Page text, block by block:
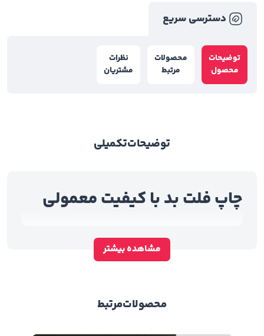
دسترسی سریع
توضیحات
محصول
محصولات
مرتبط
نظرات
مشتریان
توضیحاتتکمیلی
چاپ فلت بد با کیفیت معمولی
مشاهده بیشتر
محصولاتمرتبط